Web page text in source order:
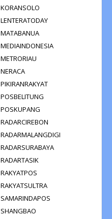
KORANSOLO
LENTERATODAY
MATABANUA
MEDIAINDONESIA
METRORIAU
NERACA
PIKIRANRAKYAT
POSBELITUNG
POSKUPANG
RADARCIREBON
RADARMALANGDIGI
RADARSURABAYA
RADARTASIK
RAKYATPOS
RAKYATSULTRA
SAMARINDAPOS
SHANGBAO